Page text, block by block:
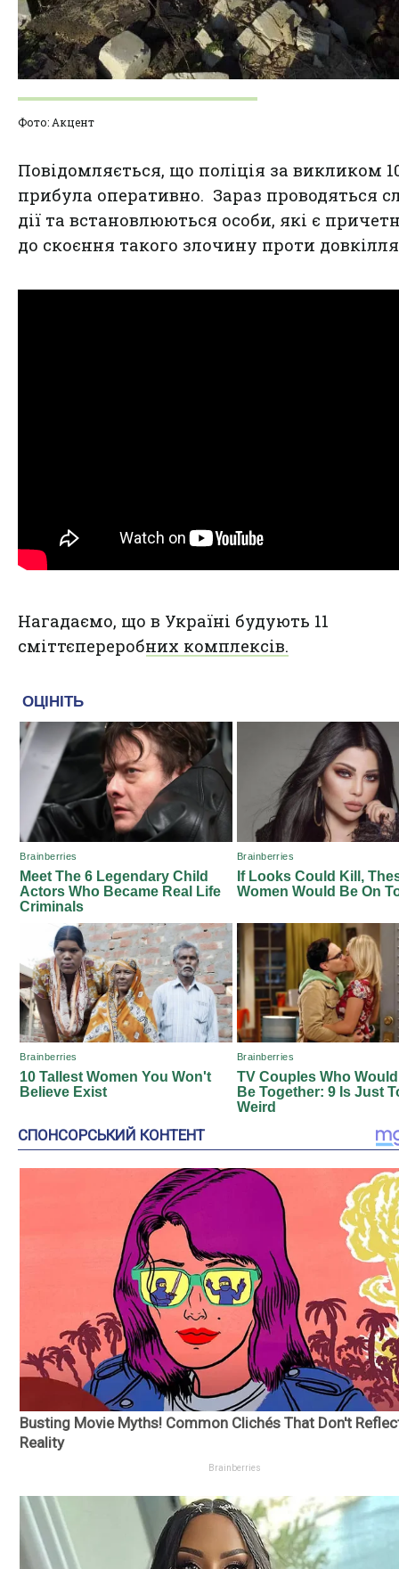
Фото: Акцент
Повідомляється, що поліція за викликом
прибула оперативно. Зараз проводяться
дії та встановлюються особи, які є
до скоєння такого злочину проти
Нагадаємо, що в Україні будують 11
сміттєпереробних комплексів.